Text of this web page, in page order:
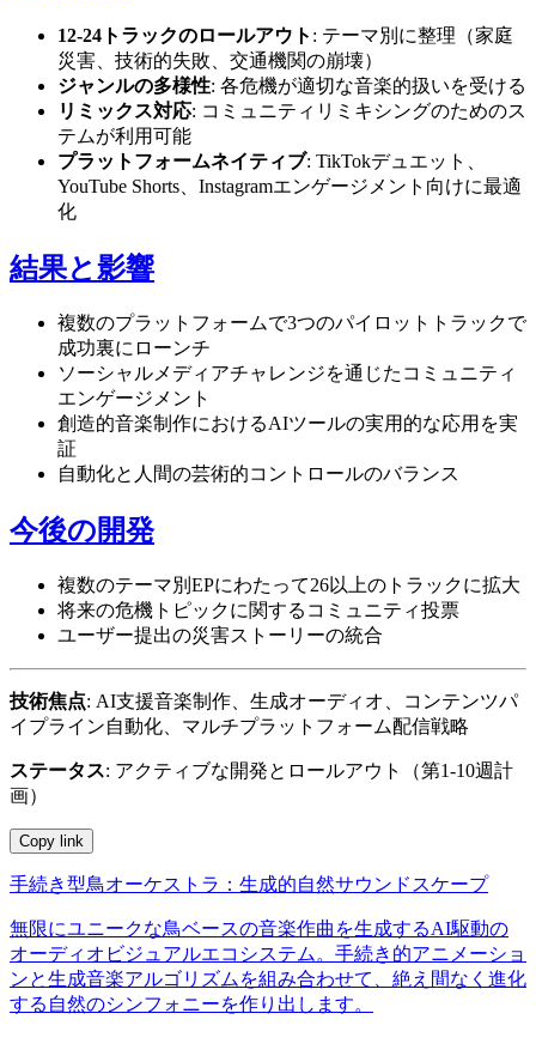
12-24トラックのロールアウト : テーマ別に整理（家庭
災害、技術的失敗、交通機関の崩壊）
ジャンルの多様性: 各危機が適切な音楽的扱いを受ける
リミックス対応: コミュニティリミキシングのためのス
テムが利用可能
プラットフォームネイティブ: TikTokデュエット、
YouTube Shorts、Instagramエンゲージメント向けに最適
化
結果と影響
複数のプラットフォームで3つのパイロットトラックで
成功裏にローンチ
ソーシャルメディアチャレンジを通じたコミュニティ
エンゲージメント
創造的音楽制作におけるAIツールの実用的な応用を実
証
自動化と人間の芸術的コントロールのバランス
今後の開発
複数のテーマ別EPにわたって26以上のトラックに拡大
将来の危機トピックに関するコミュニティ投票
ユーザー提出の災害ストーリーの統合
技術焦点: AI支援音楽制作、生成オーディオ、コンテンツパ
イプライン自動化、マルチプラットフォーム配信戦略
ステータス: アクティブな開発とロールアウト（第1-10週計
画）
Copy link
手続き型鳥オーケストラ：生成的自然サウンドスケープ
無限にユニークな鳥ベースの音楽作曲を生成するAI駆動の
オーディオビジュアルエコシステム。手続き的アニメーショ
ンと生成音楽アルゴリズムを組み合わせて、絶え間なく進化
する自然のシンフォニーを作り出します。